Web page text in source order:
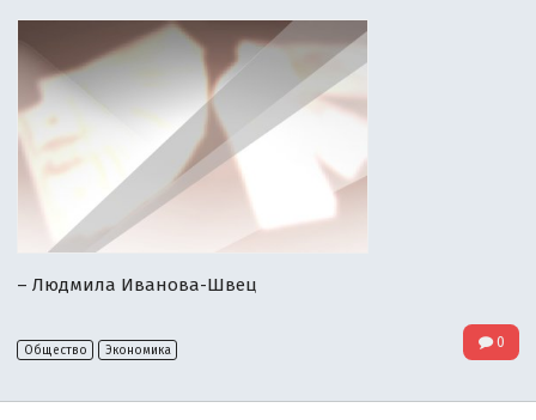
– Людмила Иванова-Швец
Общество Экономика 0